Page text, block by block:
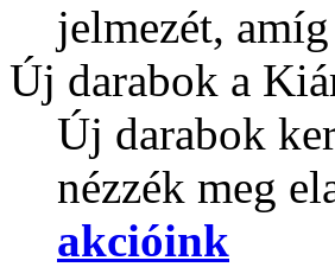
jelmezét,
Új darabok a
Új darabok
nézzék meg
akcióink